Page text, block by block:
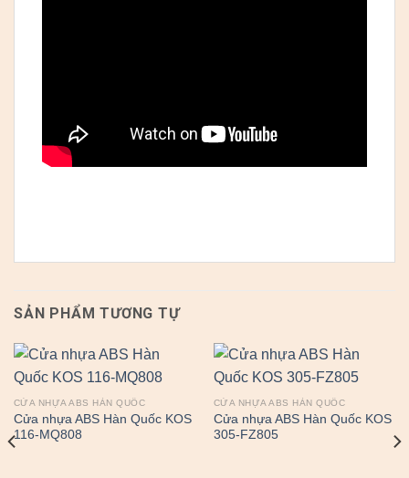
SẢN PHẨM TƯƠNG TỰ
CỬA NHỰA ABS HÀN QUỐC
Cửa nhựa ABS Hàn Quốc KOS
116-MQ808
CỬA NHỰA ABS HÀN QUỐC
Cửa nhựa ABS Hàn Quốc KOS
305-FZ805